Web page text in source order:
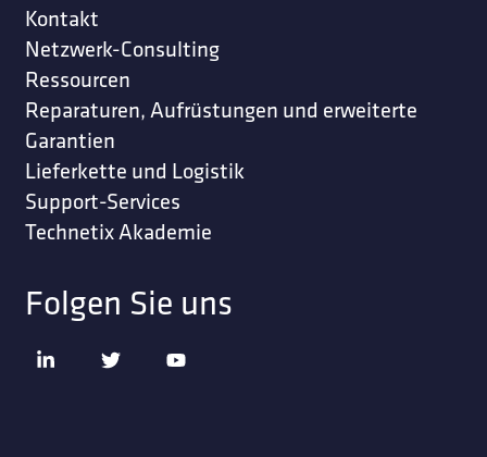
Kontakt
Netzwerk-Consulting
Ressourcen
Reparaturen, Aufrüstungen und erweiterte
Garantien
Lieferkette und Logistik
Support-Services
Technetix Akademie
Folgen Sie uns